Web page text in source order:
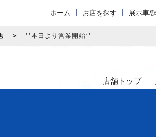
ホーム お店を探す 展示車/
**本日より営業開始**
店舗トップ